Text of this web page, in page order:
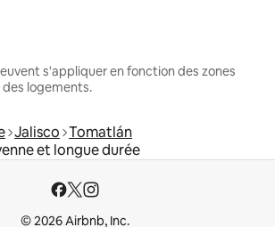
s'appliquer en fonction des zones
logements.
Jalisco Tomatlán
et longue durée
© 2026 Airbnb, Inc.